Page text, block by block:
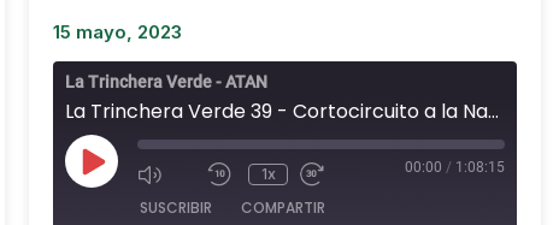
15 mayo, 2023
La Trinchera Verde - ATAN
La Trinchera Verde 39 - Cortocircuito a la Naturaleza. Rewilding, revirtiendo lo perdido
1x 00:00 / 1:08:15
SUSCRIBIR COMPARTIR